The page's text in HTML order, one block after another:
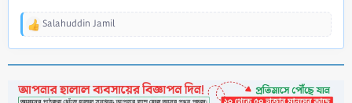
R
t
i
Salahuddin Jamil